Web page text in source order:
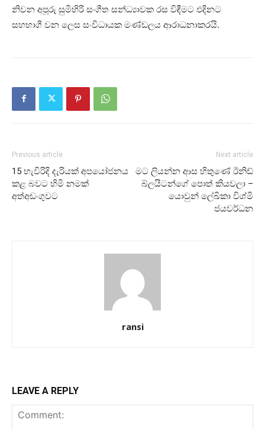
නිවන අපූරු සුමිහිරි සංගීත සන්ධ්‍යාවක රස විඳීමට එදිනට
සහභාගී වන ලෙස සංවිධායක මණ්ඩලය ආරාධනාකරයි.
Previous article
15 හැවිරිදි දැරියක් අපයෝජනය
කළ බවට හිමි නමක්
අත්අඩංගුවට
Next article
මට ලියන්න ආස හිතුණේ ඊනිඩ්
බ්ලයිටන්ගේ පොත් කියවලා –
යොවුන් ලේඛිකා විශ්මි
ජයවර්ධන
ransi
LEAVE A REPLY